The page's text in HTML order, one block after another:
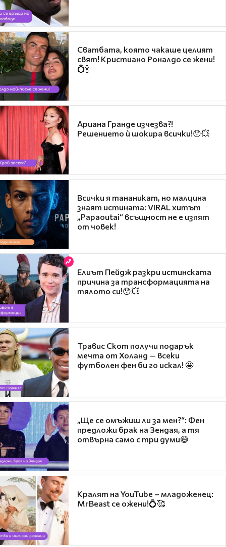
Сватбата, която чакаше целият
свят! Кристиано Роналдо се жени!
💍🍾
Ариана Гранде изчезва?!
Решението ѝ шокира всички!😯💥
Всички я тананикат, но малцина
знаят истината: VIRAL хитът
„Papaoutai“ всъщност не е изпят
от човек!
Елиът Пейдж разкри истинската
причина за трансформацията на
тялото си!😯💥
Травис Скот получи подарък
мечта от Холанд — всеки
футболен фен би го искал! 🤩
„Ще се омъжиш ли за мен?“: Фен
предложи брак на Зендая, а тя
отвърна само с три думи😅
Кралят на YouTube – младоженец:
MrBeast се ожени!💍🥰